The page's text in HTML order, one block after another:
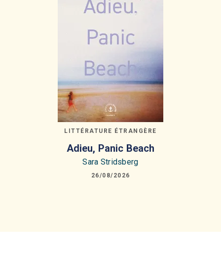
LITTÉRATURE ÉTRANGÈRE
Adieu, Panic Beach
Sara Stridsberg
26/08/2026